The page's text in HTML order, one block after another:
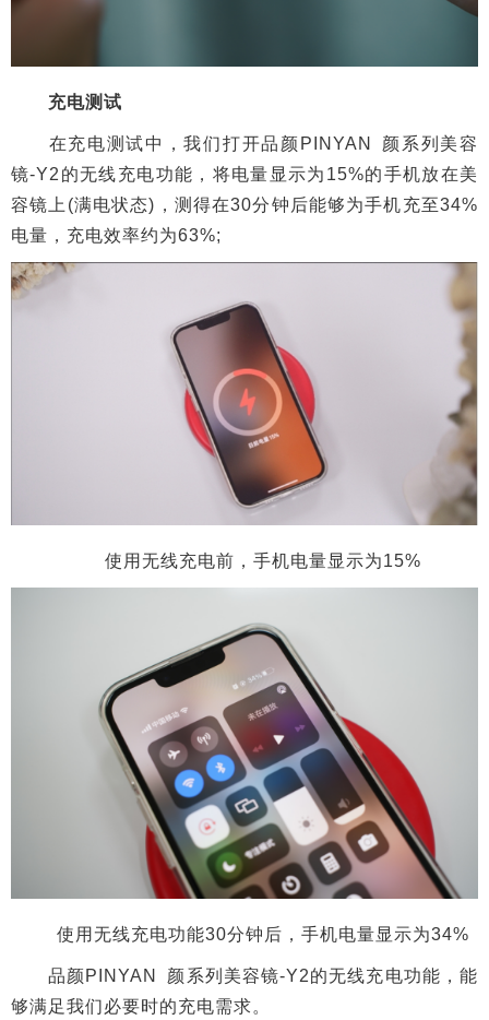
使用无线充电功能30分钟后，手机电量显示为34%
品颜PINYAN 颜系列美容镜-Y2的无线充电功能，能
够满足我们必要时的充电需求。
使用视频展示：